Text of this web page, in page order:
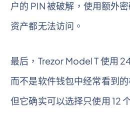
户的 PIN 被破解，使用额外
资产都无法访问。
最后，Trezor Model T 使用
而不是软件钱包中经常看到的
但它确实可以选择只使用 12